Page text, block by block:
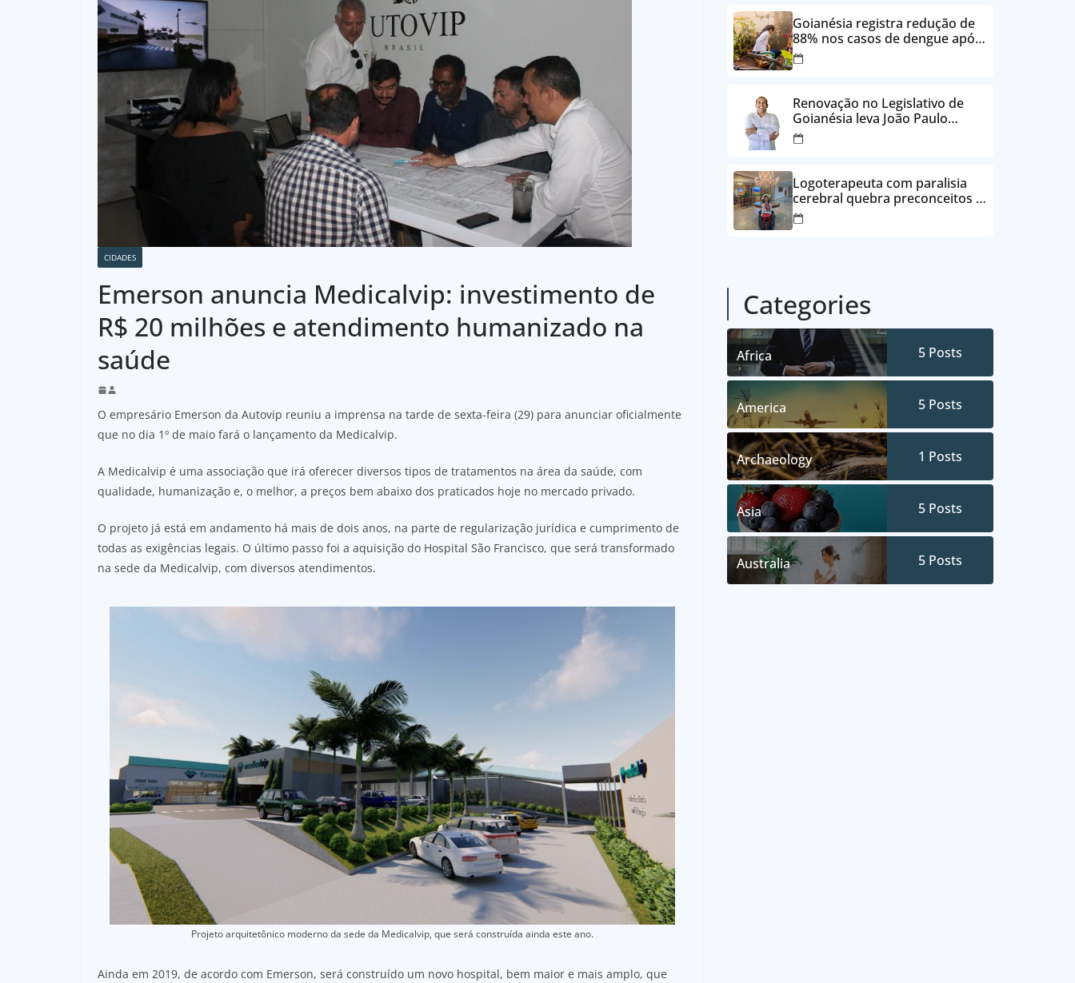
CIDADES
Emerson anuncia Medicalvip: investimento de
R$ 20 milhões e atendimento humanizado na
saúde
O empresário Emerson da Autovip reuniu a imprensa na tarde de sexta-feira (29) para anunciar oficialmente
que no dia 1º de maio fará o lançamento da Medicalvip.
A Medicalvip é uma associação que irá oferecer diversos tipos de tratamentos na área da saúde, com
qualidade, humanização e, o melhor, a preços bem abaixo dos praticados hoje no mercado privado.
O projeto já está em andamento há mais de dois anos, na parte de regularização jurídica e cumprimento de
todas as exigências legais. O último passo foi a aquisição do Hospital São Francisco, que será transformado
na sede da Medicalvip, com diversos atendimentos.
Projeto arquitetônico moderno da sede da Medicalvip, que será construída ainda este ano.
Ainda em 2019, de acordo com Emerson, será construído um novo hospital, bem maior e mais amplo, que
Goianésia registra redução de
88% nos casos de dengue após
ações de prevenção da
Prefeitura
Renovação no Legislativo de
Goianésia leva João Paulo
Batista à Câmara Municipal
Logoterapeuta com paralisia
cerebral quebra preconceitos e
ajuda pacientes a reencontrar
propósito em Goianésia
Categories
Africa 5 Posts
America 5 Posts
Archaeology 1 Posts
Asia 5 Posts
Australia 5 Posts